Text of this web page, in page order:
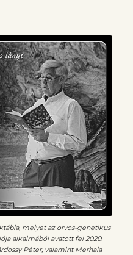
melyet az orvos-genetikus
alkalmából avatott fel 2020.
Péter, valamint Merhala